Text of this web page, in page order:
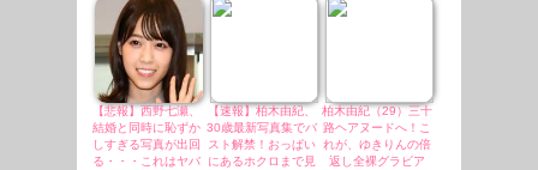
【悲報】西野七瀬、
結婚と同時に恥ずか
しすぎる写真が出回
る・・・これはヤバ
【速報】柏木由紀、
30歳最新写真集でバ
スト解禁！おっぱい
にあるホクロまで見
柏木由紀（29）三十
路ヘアヌードへ！こ
れが、ゆきりんの倍
返し全裸グラビア